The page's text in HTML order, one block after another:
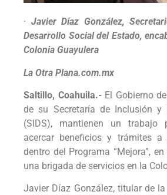
· Javier Díaz González,
Desarrollo Social del Estado,
Colonia Guayulera
La Otra Plana.com.mx
Saltillo, Coahuila.- El Gobierno
de su Secretaría de Inclusión y
(SIDS), mantienen un trabajo
acercar beneficios y trámites a
dentro del Programa “Mejora”,
una brigada de servicios en la
Javier Díaz González, titular de